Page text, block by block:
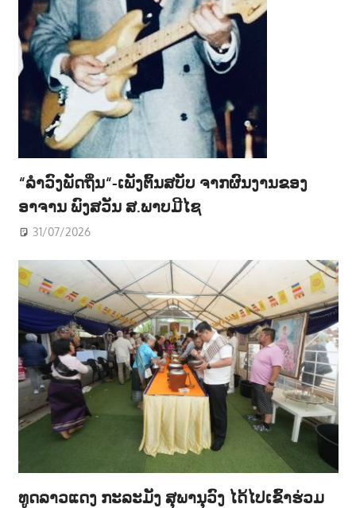
“ລຳວົງພັດຖິ່ນ“-ເພັງຕົ້ນສບັບ ຈາກຜົນງານຂອງ
ອາຈານ ພົງສວັນ ສ.ພາບມີໄຊ
31/07/2026
ທູດລາວແດງ ກະລະມັງ ສຸພານຸວົງ ໄດ້ໄປເຂົ້າຮ່ວມ